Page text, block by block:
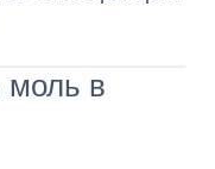
моль в